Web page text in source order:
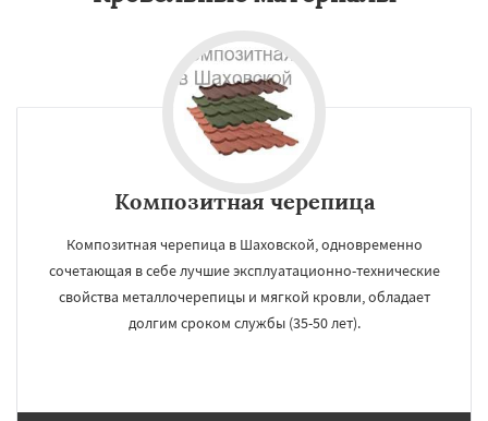
Композитная черепица
Композитная черепица в Шаховской, одновременно
сочетающая в себе лучшие эксплуатационно-технические
свойства металлочерепицы и мягкой кровли, обладает
долгим сроком службы (35-50 лет).